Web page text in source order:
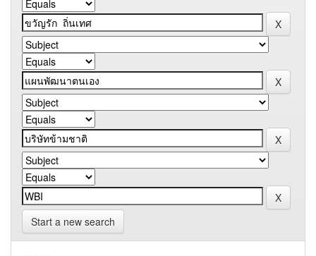
Start a new search